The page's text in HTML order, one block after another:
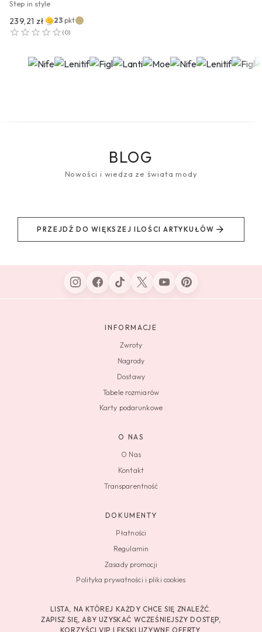
Step in style
239,21 zł 23 pkt
(0)
BLOG
Nowości i wiedza ze świata mody
PRZEJDŹ DO WIĘKSZEJ ILOŚCI ARTYKUŁÓW
INFORMACJE
Zwroty
Nagrody
Dostawy
Tabele rozmiarów
Karty podarunkowe
O NAS
O Nas
Kontakt
Transparentność
DOKUMENTY
Płatności
Regulamin
Zasady promocji
Polityka prywatności i pliki cookies
LISTA, NA KTÓREJ KAŻDY CHCE SIĘ ZNALEŹĆ.
ZAPISZ SIĘ, ABY UZYSKAĆ WCZEŚNIEJSZY DOSTĘP,
KORZYŚCI VIP I EKSKLUZYWNE OFERTY.